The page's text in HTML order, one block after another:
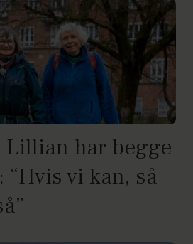
Lillian har begge
“Hvis vi kan, så